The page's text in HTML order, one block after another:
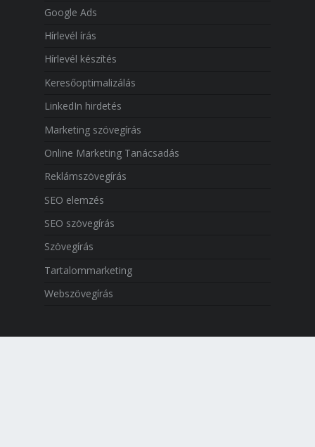
Google Ads
Hírlevél írás
Hírlevél készítés
Keresőoptimalizálás
LinkedIn hirdetés
Marketing szövegírás
Online Marketing Tanácsadás
Reklámszövegírás
SEO elemzés
SEO szövegírás
Szövegírás
Tartalommarketing
Webszövegírás